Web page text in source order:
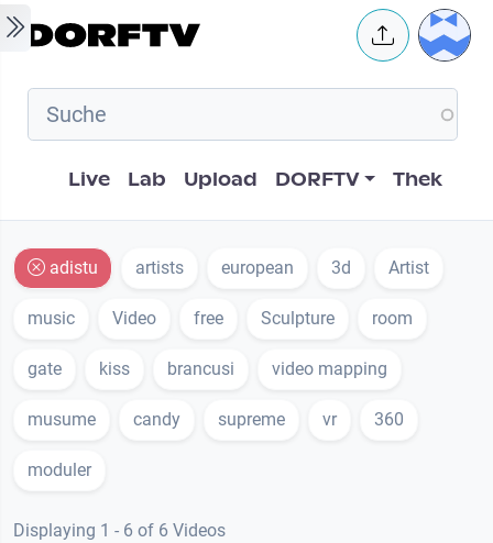
Skip to main content User
Hauptnavigation
Live Lab Upload DORFTV Thek
adistu artists european 3d Artist
music Video free Sculpture room
gate kiss brancusi video mapping
musume candy supreme vr 360
moduler
Displaying 1 - 6 of 6 Videos